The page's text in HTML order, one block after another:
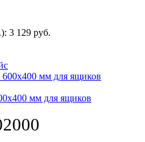
3 129 руб.
мм для ящиков